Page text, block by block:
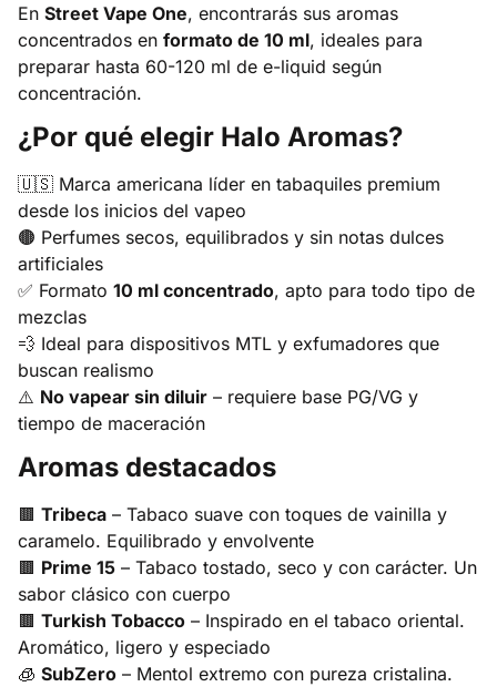
En Street Vape One, encontrarás sus aromas
concentrados en formato de 10 ml, ideales para
preparar hasta 60-120 ml de e-liquid según
concentración.
¿Por qué elegir Halo Aromas?
🇺🇸 Marca americana líder en tabaquiles premium
desde los inicios del vapeo
🟤 Perfumes secos, equilibrados y sin notas dulces
artificiales
✅ Formato 10 ml concentrado, apto para todo tipo de
mezclas
💨 Ideal para dispositivos MTL y exfumadores que
buscan realismo
⚠️ No vapear sin diluir – requiere base PG/VG y
tiempo de maceración
Aromas destacados
🟫 Tribeca – Tabaco suave con toques de vainilla y
caramelo. Equilibrado y envolvente
🟫 Prime 15 – Tabaco tostado, seco y con carácter. Un
sabor clásico con cuerpo
🟫 Turkish Tobacco – Inspirado en el tabaco oriental.
Aromático, ligero y especiado
🧊 SubZero – Mentol extremo con pureza cristalina.